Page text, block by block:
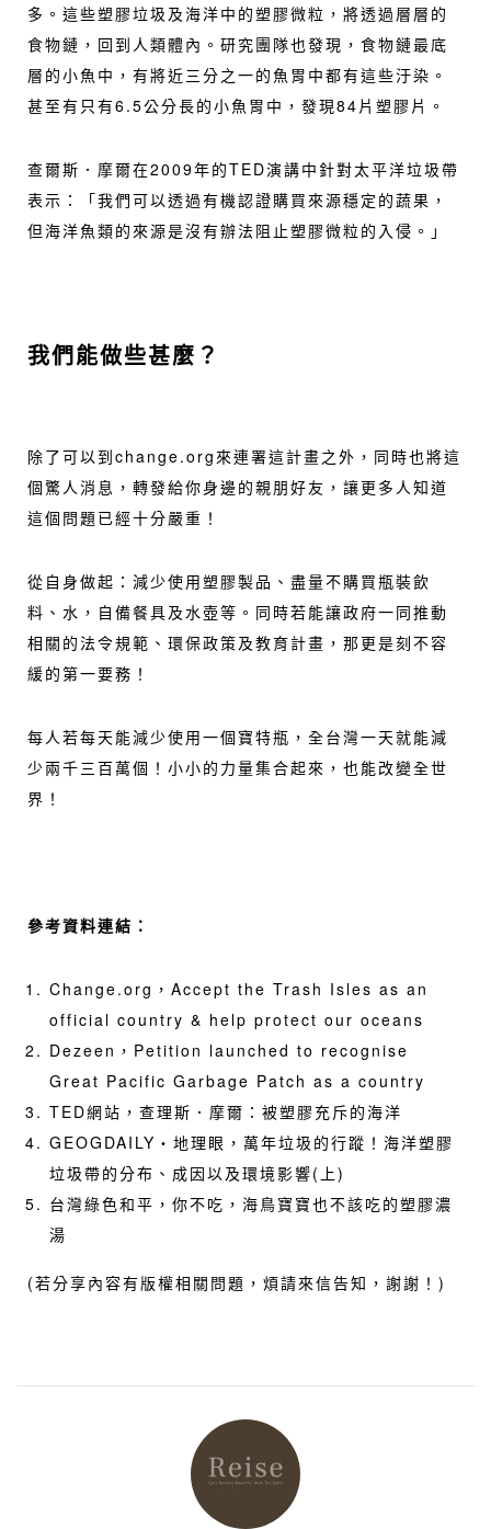
多。這些塑膠垃圾及海洋中的塑膠微粒，將透過層層的
食物鏈，回到人類體內。研究團隊也發現，食物鏈最底
層的小魚中，有將近三分之一的魚胃中都有這些汙染。
甚至有只有6.5公分長的小魚胃中，發現84片塑膠片。
查爾斯．摩爾在2009年的TED演講中針對太平洋垃圾帶
表示：「我們可以透過有機認證購買來源穩定的蔬果，
但海洋魚類的來源是沒有辦法阻止塑膠微粒的入侵。」
我們能做些甚麼？
除了可以到change.org 來連署這計畫之外，同時也將這
個驚人消息，轉發給你身邊的親朋好友，讓更多人知道
這個問題已經十分嚴重！
從自身做起：減少使用塑膠製品、盡量不購買瓶裝飲
料、水，自備餐具及水壺等。同時若能讓政府一同推動
相關的法令規範、環保政策及教育計畫，那更是刻不容
緩的第一要務！
每人若每天能減少使用一個寶特瓶，全台灣一天就能減
少兩千三百萬個！小小的力量集合起來，也能改變全世
界！
參考資料連結：
Change.org， Accept the Trash Isles as an
official country & help protect our oceans
Dezeen， Petition launched to recognise
Great Pacific Garbage Patch as a country
TED網站， 查理斯．摩爾：被塑膠充斥的海洋
GEOGDAILY‧地理眼， 萬年垃圾的行蹤！海洋塑膠
垃圾帶的分布、成因以及環境影響(上)
台灣綠色和平， 你不吃，海鳥寶寶也不該吃的塑膠濃
湯
(若分享內容有版權相關問題，煩請來信告知，謝謝！)